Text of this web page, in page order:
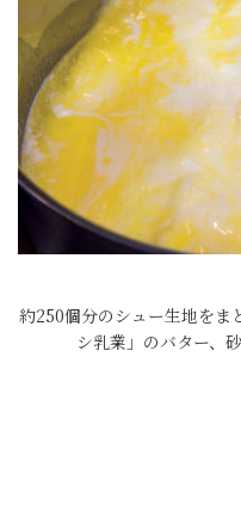
約250個分のシュー生地をま
シ乳業」のバター、